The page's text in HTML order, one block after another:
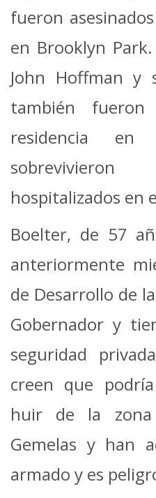
fueron
en Brooklyn
John Hoffman y
también
residencia en
sobrevivieron
hospitalizados en
Boelter, de 57
anteriormente
de Desarrollo de
Gobernador y
seguridad
creen que
huir de la zona
Gemelas y han
armado y es